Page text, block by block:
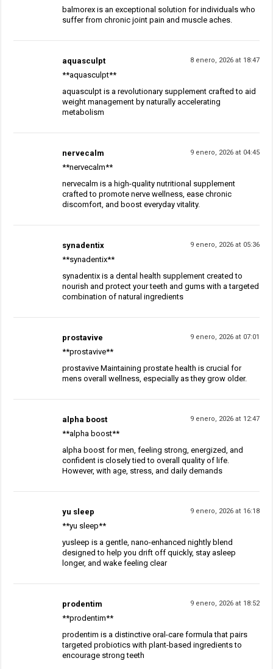
balmorex is an exceptional solution for individuals who
suffer from chronic joint pain and muscle aches.
aquasculpt 8 enero, 2026 at 18:47
**aquasculpt**
aquasculpt is a revolutionary supplement crafted to aid
weight management by naturally accelerating
metabolism
nervecalm 9 enero, 2026 at 04:45
**nervecalm**
nervecalm is a high-quality nutritional supplement
crafted to promote nerve wellness, ease chronic
discomfort, and boost everyday vitality.
synadentix 9 enero, 2026 at 05:36
**synadentix**
synadentix is a dental health supplement created to
nourish and protect your teeth and gums with a targeted
combination of natural ingredients
prostavive 9 enero, 2026 at 07:01
**prostavive**
prostavive Maintaining prostate health is crucial for
mens overall wellness, especially as they grow older.
alpha boost 9 enero, 2026 at 12:47
**alpha boost**
alpha boost for men, feeling strong, energized, and
confident is closely tied to overall quality of life.
However, with age, stress, and daily demands
yu sleep 9 enero, 2026 at 16:18
**yu sleep**
yusleep is a gentle, nano-enhanced nightly blend
designed to help you drift off quickly, stay asleep
longer, and wake feeling clear
prodentim 9 enero, 2026 at 18:52
**prodentim**
prodentim is a distinctive oral-care formula that pairs
targeted probiotics with plant-based ingredients to
encourage strong teeth